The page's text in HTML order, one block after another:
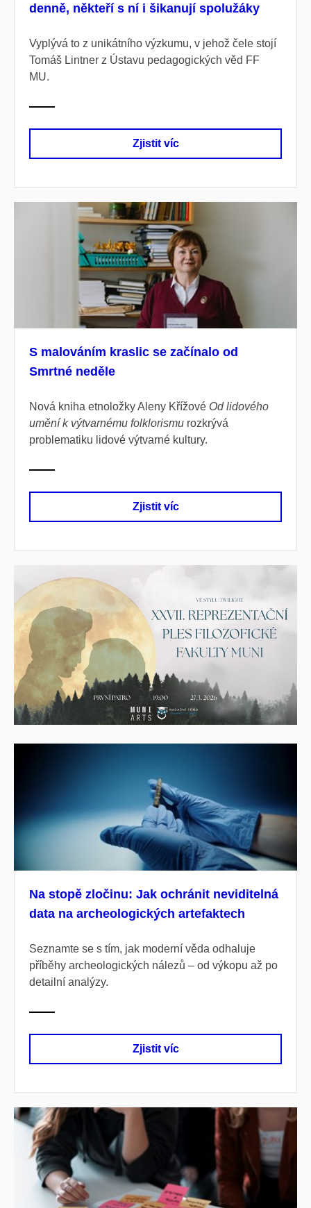
denně, někteří s ní i šikanují spolužáky
Vyplývá to z unikátního výzkumu, v jehož čele stojí
Tomáš Lintner z Ústavu pedagogických věd FF
MU.
Zjistit víc
S malováním kraslic se začínalo od
Smrtné neděle
Nová kniha etnoložky Aleny Křížové Od lidového
umění k výtvarnému folklorismu rozkrývá
problematiku lidové výtvarné kultury.
Zjistit víc
Na stopě zločinu: Jak ochránit neviditelná
data na archeologických artefaktech
Seznamte se s tím, jak moderní věda odhaluje
příběhy archeologických nálezů – od výkopu až po
detailní analýzy.
Zjistit víc